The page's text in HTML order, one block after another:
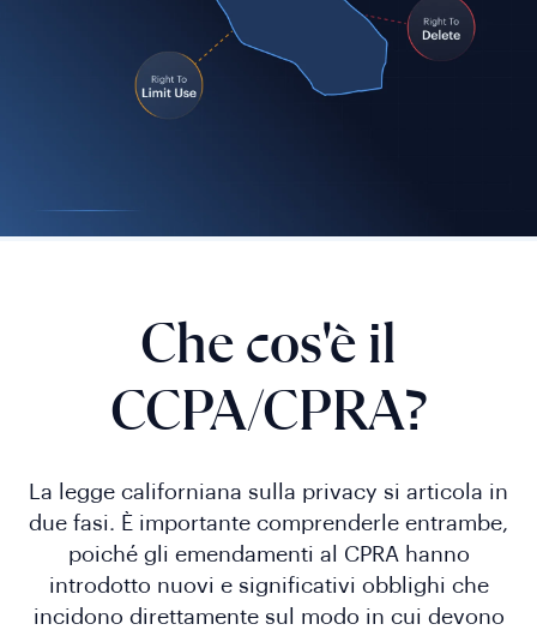
Che cos'è il
CCPA/CPRA?
La legge californiana sulla privacy si articola in
due fasi. È importante comprenderle entrambe,
poiché gli emendamenti al CPRA hanno
introdotto nuovi e significativi obblighi che
incidono direttamente sul modo in cui devono